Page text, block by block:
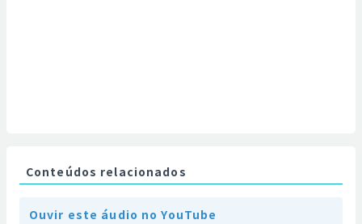
Conteúdos relacionados
Ouvir este áudio no YouTube